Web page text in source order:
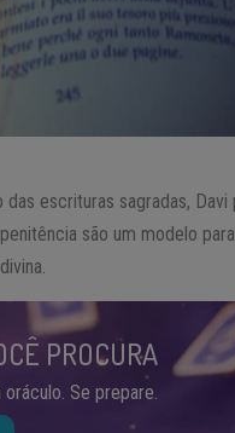
escrituras sagradas, Davi
são um modelo
PROCURA
Se prepare.